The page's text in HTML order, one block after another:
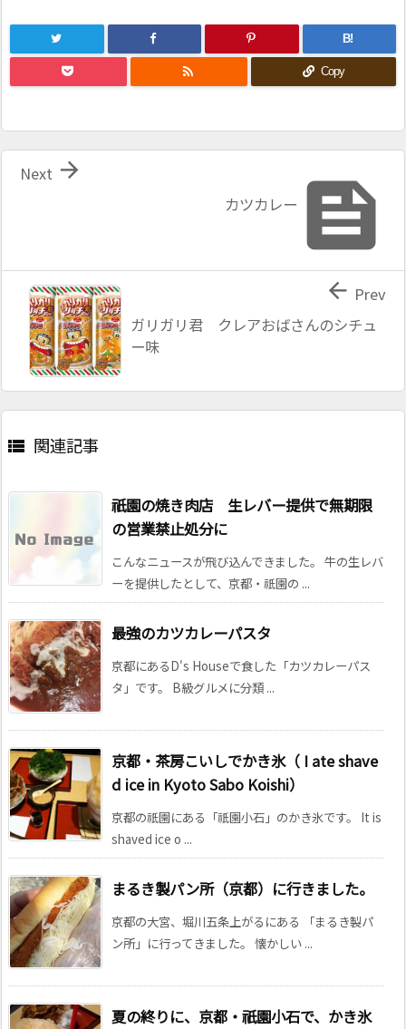
B!
 Copy

カツカレー

Next
ガリガリ君 クレアおばさんのシチュ
ー味
 Prev
 関連記事
祇園の焼き肉店 生レバー提供で無期限
の営業禁止処分に
こんなニュースが飛び込んできました。 牛の生レバ
ーを提供したとして、京都・祇園の ...
最強のカツカレーパスタ
京都にあるD's Houseで食した「カツカレーパス
タ」です。 B級グルメに分類 ...
京都・茶房こいしでかき氷（ I ate shave
d ice in Kyoto Sabo Koishi）
京都の祇園にある「祇園小石」のかき氷です。 It is
shaved ice o ...
まるき製パン所（京都）に行きました。
京都の大宮、堀川五条上がるにある 「まるき製パ
ン所」に行ってきました。 懐かしい ...
夏の終りに、京都・祇園小石で、かき氷